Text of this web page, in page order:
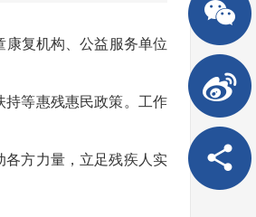
复机构、公益服务单位
持等惠残惠民政策。工作
各方力量，立足残疾人实